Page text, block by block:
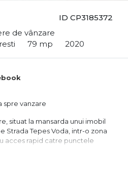
ID CP3185372
de vânzare
79 mp 2020
spre vanzare
situat la mansarda unui imobil
Strada Tepes Voda, intr-o zona
acces rapid catre punctele
la etajul 3 din 3, intr-un bloc